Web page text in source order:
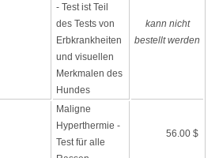
- Test ist Teil
des Tests von
Erbkrankheiten
und visuellen
Merkmalen des
Hundes
kann nicht
bestellt werden
Maligne
Hyperthermie -
Test für alle
56.00 $